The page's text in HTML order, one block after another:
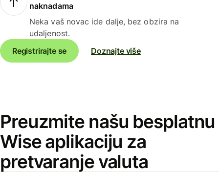
naknadama
Neka vaš novac ide dalje, bez obzira na
udaljenost.
Registrirajte se
Doznajte više
Preuzmite našu besplatnu
Wise aplikaciju za
pretvaranje valuta